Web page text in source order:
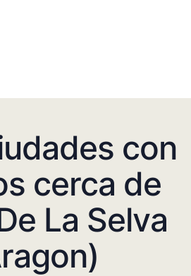
con
cerca de
La Selva